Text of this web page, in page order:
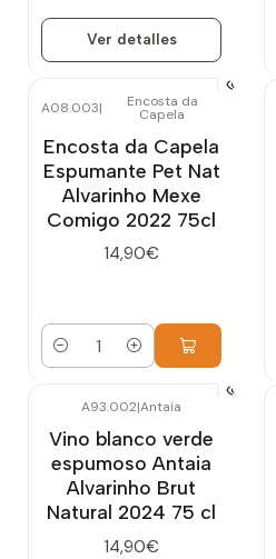
Ver detalles
A08.003| Encosta da
Capela
Encosta da Capela
Espumante Pet Nat
Alvarinho Mexe
Comigo 2022 75cl
14,90€
Cantidad
A93.002|Antaia
Vino blanco verde
espumoso Antaia
Alvarinho Brut
Natural 2024 75 cl
14,90€